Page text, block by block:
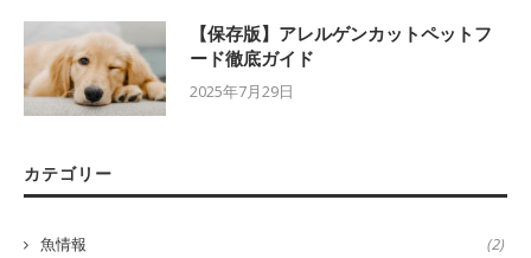
【保存版】アレルゲンカットペットフ
ード徹底ガイド
2025年7月29日
カテゴリー
魚情報 (2)